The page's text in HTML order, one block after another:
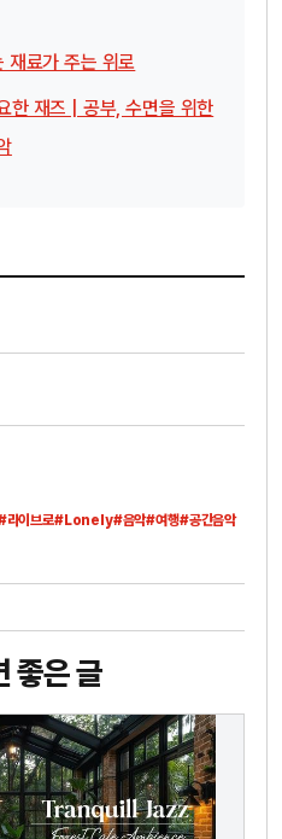
재료가 주는 위로
한 재즈 | 공부, 수면을 위한
라이브로#Lonely#음악#여행#공간음악
좋은 글